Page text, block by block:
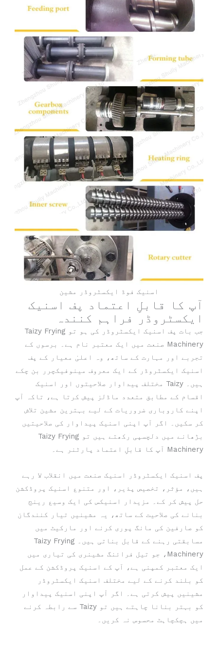
اسنیک فوڈ ایکسٹروڈر مشین
آپ کا قابلِ اعتماد پف اسنیک
ایکسٹروڈر فراہم کنندہ
جب بات پف اسنیک ایکسٹروڈر کی ہو تو Taizy Frying
Machinery صنعت میں ایک معتبر نام ہے۔ برسوں کے
تجربے اور مہارت کے ساتھ، وہ اعلیٰ معیار کے پف
اسنیک ایکسٹروڈر کے ایک معروف مینوفیکچرر بن چکے
ہیں۔ Taizy مختلف پیداوار صلاحیتوں اور اسنیک
اقسام کے مطابق متعدد ماڈلز پیش کرتا ہے، تاکہ آپ
اپنے کاروباری ضروریات کے لیے بہترین مشین تلاش
کر سکیں۔ اگر آپ اپنی اسنیک پیداوار کی صلاحیتیں
بڑھانے میں دلچسپی رکھتے ہیں تو Taizy Frying
Machinery آپ کا قابلِ اعتماد پارٹنر ہے۔
پف اسنیک ایکسٹروڈر اسنیک صنعت میں انقلاب لا رہے
ہیں، مؤثر، تخصیص پذیر، اور متنوع اسنیک پروڈکشن
حل پیش کر کے۔ مزیدار اسنیکس کی ایک وسیع رینج
بنانے کی صلاحیت کے ساتھ، یہ مشینیں تیار کنندگان
کو صارفین کی مانگ پوری کرنے اور مارکیٹ میں
مسابقتی رہنے کے قابل بناتی ہیں۔ Taizy Frying
Machinery، جو تیل فرائنگ مشینری کی تیاری میں
ایک معتبر کمپنی ہے، آپ کے اسنیک پروڈکشن کے عمل
کو بلند کرنے کے لیے مختلف اسنیک ایکسٹروڈر
مشینیں پیش کرتی ہے۔ اگر آپ اپنی اسنیک پیداوار
کو بہتر بنانا چاہتے ہیں تو Taizy سے رابطہ کرنے
میں ہچکچاہٹ محسوس نہ کریں۔